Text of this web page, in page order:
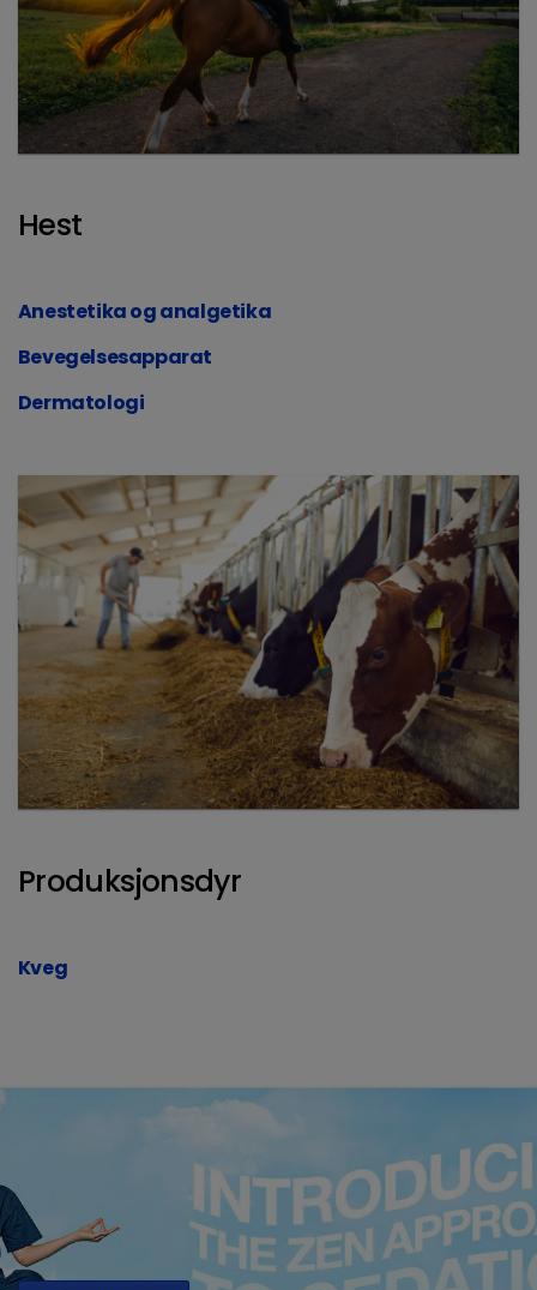
Hest
Anestetika og analgetika
Bevegelsesapparat
Dermatologi
Produksjonsdyr
Kveg